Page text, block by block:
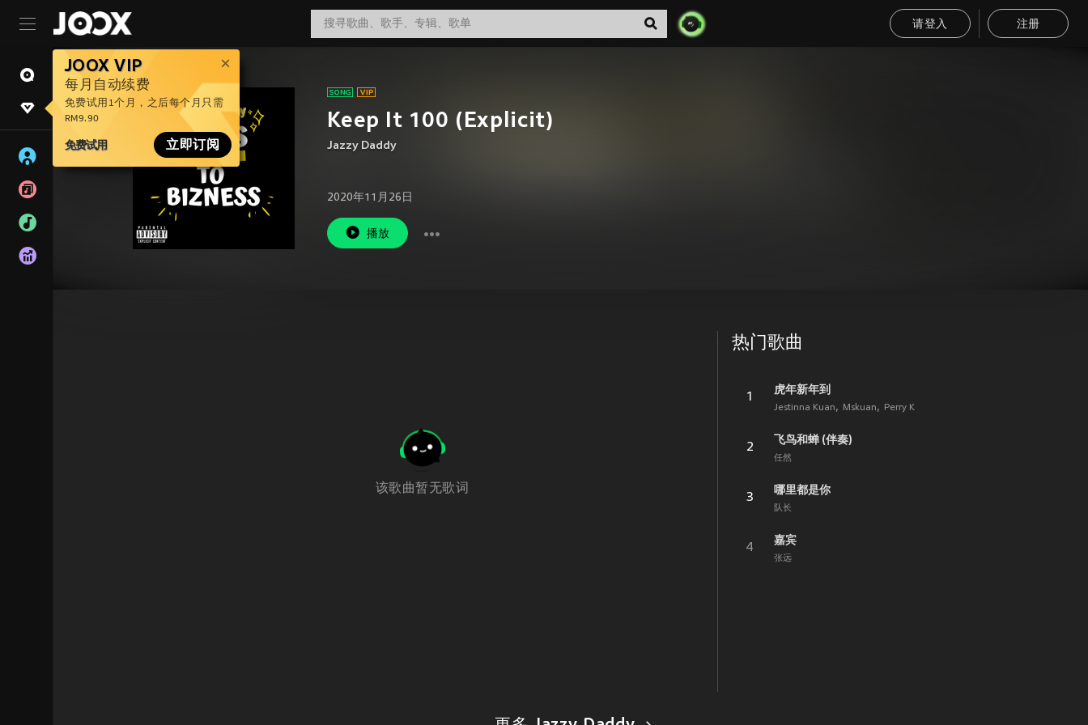
请登入 注册
JOOX VIP
每月自动续费
免费试用1个月，之后每个月只需
RM9.90
免费试用 立即订阅
Keep It 100 (Explicit)
Jazzy Daddy
2020年11月26日
播放
该歌曲暂无歌词
热门歌曲
1
虎年新年到
Jestinna Kuan Mskuan Perry K
2
飞鸟和蝉 (伴奏)
任然
3
哪里都是你
队长
4
嘉宾
张远